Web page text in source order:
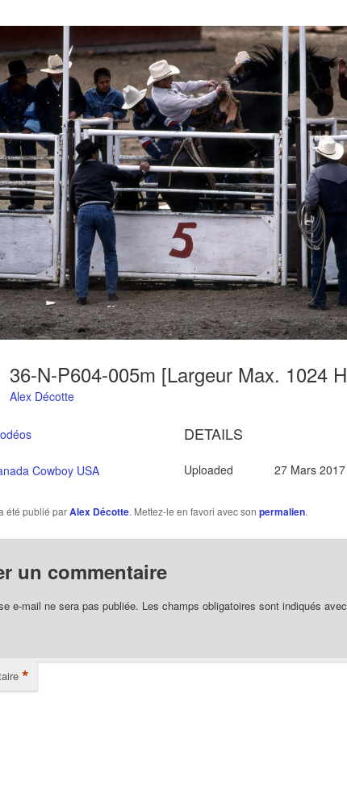
Alex Décotte
Cowboy USA
DETAILS
Uploaded 27 Mars 2017
été publié parAlex Décotte. Mettez-le en favori avec son permalien.
un commentaire
e-mail ne sera pas publiée. Les champs obligatoires sont indiqués avec
*